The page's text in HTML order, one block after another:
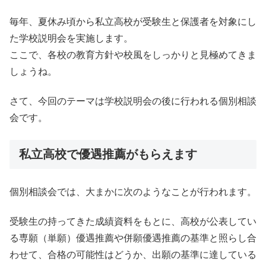
毎年、夏休み頃から私立高校が受験生と保護者を対象にし
た学校説明会を実施します。
ここで、各校の教育方針や校風をしっかりと見極めてきま
しょうね。
さて、今回のテーマは学校説明会の後に行われる個別相談
会です。
私立高校で優遇推薦がもらえます
個別相談会では、大まかに次のようなことが行われます。
受験生の持ってきた成績資料をもとに、高校が公表してい
る専願（単願）優遇推薦や併願優遇推薦の基準と照らし合
わせて、合格の可能性はどうか、出願の基準に達している